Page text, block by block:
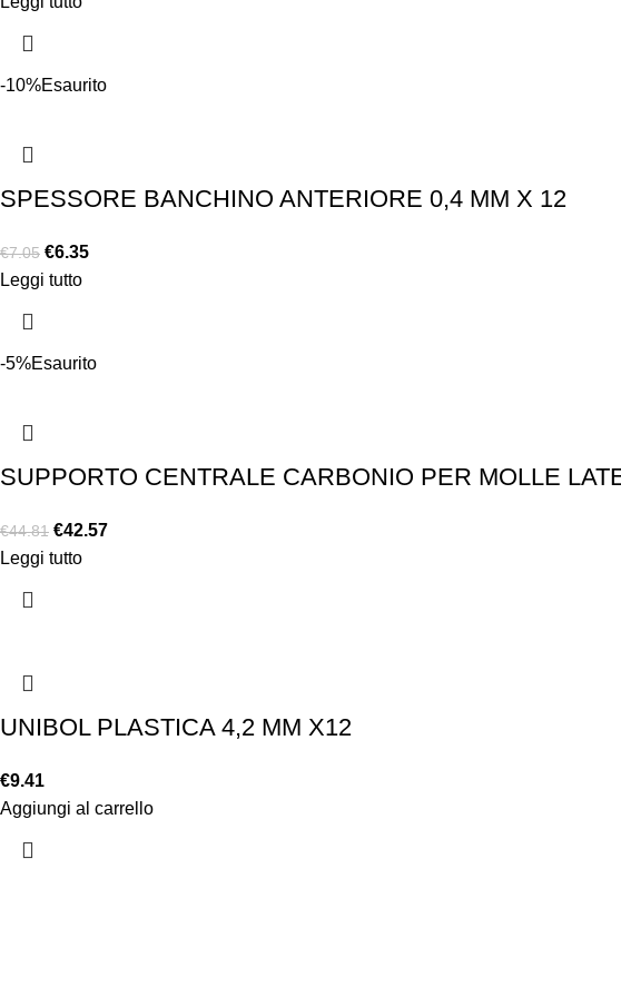
-10%Esaurito
SPESSORE BANCHINO ANTERIORE 0,4 MM X 12
€7.05 €6.35
Leggi tutto
-5%Esaurito
SUPPORTO CENTRALE CARBONIO PER MOLLE
€44.81 €42.57
Leggi tutto
UNIBOL PLASTICA 4,2 MM X12
€9.41
Aggiungi al carrello